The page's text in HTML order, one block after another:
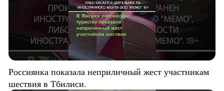
Россиянка показала неприличный жест участникам
шествия в Тбилиси.